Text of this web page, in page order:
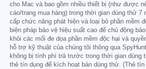
cho Mac và bao gồm nhiều thiết bị (như được
cáo/trang mua hàng) trong thời gian dùng thử 7
cấp chức năng phát hiện và loại bỏ phần mềm
biện pháp bảo vệ hiệu suất cao để chủ động
khỏi các mối đe dọa phần mềm độc hại và
hỗ trợ kỹ thuật của chúng tôi thông qua
không bị tính phí trả trước trong thời gian dùng
thẻ tín dụng để kích hoạt bản dùng thử. (Thẻ